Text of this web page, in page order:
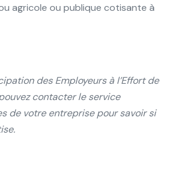
agricole ou publique cotisante à
des Employeurs à l’Effort de
contacter le service
de votre entreprise pour savoir si